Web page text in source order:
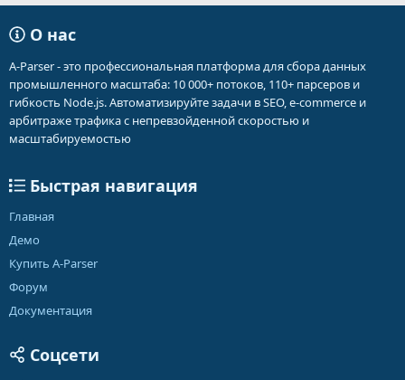
О нас
A-Parser - это профессиональная платформа для сбора данных
промышленного масштаба: 10 000+ потоков, 110+ парсеров и
гибкость Node.js. Автоматизируйте задачи в SEO, e-commerce и
арбитраже трафика с непревзойденной скоростью и
масштабируемостью
Быстрая навигация
Главная
Демо
Купить A-Parser
Форум
Документация
Соцсети